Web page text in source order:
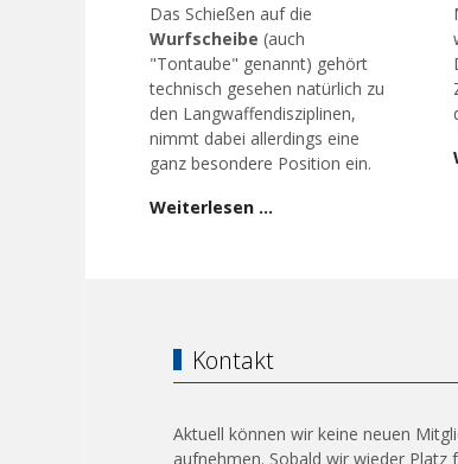
Das Schießen auf die
Wurfscheibe (auch
"Tontaube" genannt) gehört
technisch gesehen natürlich zu
den Langwaffendisziplinen,
nimmt dabei allerdings eine
ganz besondere Position ein.
Weiterlesen …
Kontakt
Aktuell können wir keine neuen
aufnehmen. Sobald wir wieder Platz